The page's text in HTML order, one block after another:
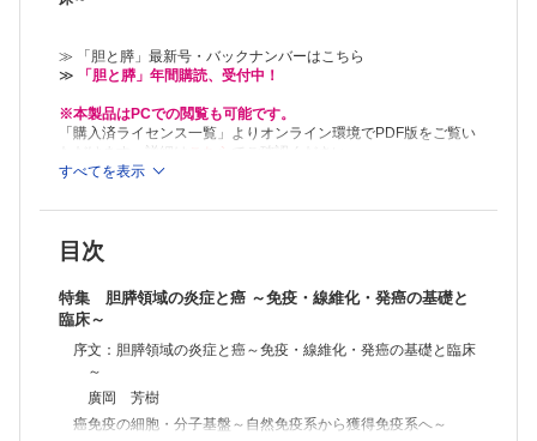
腫瘍微小環境における代謝変化と免疫チェックポイント阻害薬
熊谷 尚悟
抗炎症と癌治療～炎症と癌治療～
各務 博
膵癌の新規治療法の開発～腫瘍微小環境を標的とした免疫療法と腫瘍に
対する核酸医薬治療～
慢性胆管炎症と胆管癌
鈴木 謙介ほか
慢性胆囊炎症と胆囊癌
膵・胆管合流異常と発癌
金子健一朗
胆道癌における免疫チェックポイント阻害薬とバイオマーカー
慢性膵炎と膵癌
松本諒太郎ほか
自己免疫性膵炎は膵癌と関連性があると思われる
≫ 「胆と膵」最新号・バックナンバーはこちら
≫
「胆と膵」年間購読、受付中！
※本製品はPCでの閲覧も可能です。
「購入済ライセンス一覧」よりオンライン環境でPDF版をご覧い
ただけます。詳細は
こちら
でご確認ください。
すべてを表示
目次
特集 胆膵領域の炎症と癌 ～免疫・線維化・発癌の基礎と
臨床～
序文：胆膵領域の炎症と癌～免疫・線維化・発癌の基礎と臨床
～
廣岡 芳樹
癌免疫の細胞・分子基盤～自然免疫系から獲得免疫系へ～